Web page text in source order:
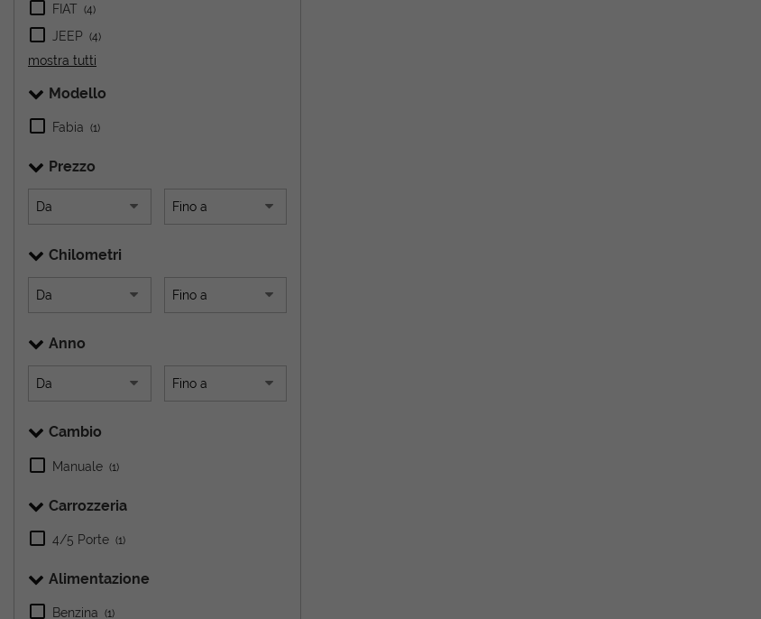
FIAT (4)
JEEP (4)
mostra tutti
Modello
Fabia (1)
Prezzo
Chilometri
Anno
Cambio
Manuale (1)
Carrozzeria
4/5 Porte (1)
Alimentazione
Benzina (1)